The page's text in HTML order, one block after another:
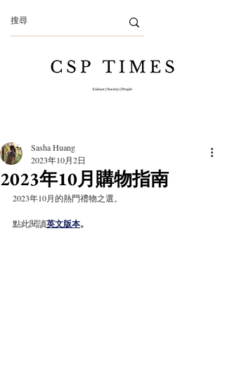
2023年10月購物指南
Sasha Huang
2023年10月2日
2023年10月的熱門禮物之選。
點此閱讀英文版本。